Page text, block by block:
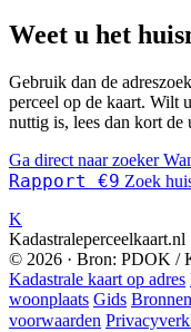
Weet u het
Gebruik dan de
perceel op de kaart. Wilt
nuttig is, lees dan kort de
Ga direct naar zoeker
Rapport €9 Zoek
K
Kadastraleperceelkaart.nl
© 2026 · Bron: PDOK /
Kadastrale kaart op adres
woonplaats Gids
voorwaarden